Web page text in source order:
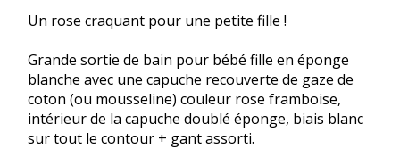
Un rose craquant pour une petite fille !
Grande sortie de bain pour bébé fille en éponge
blanche avec une capuche recouverte de gaze de
coton (ou mousseline) couleur rose framboise,
intérieur de la capuche doublé éponge, biais blanc
sur tout le contour + gant assorti.